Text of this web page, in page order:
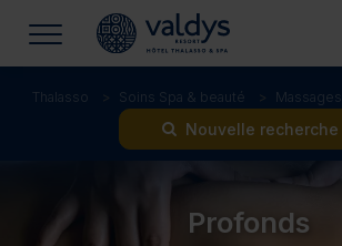
Thalasso Soins Spa & beauté Massages
Nouvelle recherche
Profonds